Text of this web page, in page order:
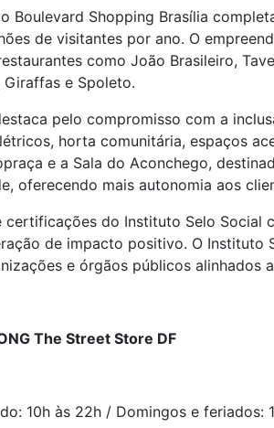
Boulevard Shopping Brasília
de visitantes por ano. O
como João Brasileiro,
Giraffas e Spoleto.
pelo compromisso com a
horta comunitária, espaços
e a Sala do Aconchego,
oferecendo mais autonomia aos
do Instituto Selo Social
de impacto positivo. O
e órgãos públicos alinhados
The Street Store DF
10h às 22h / Domingos e feriados: